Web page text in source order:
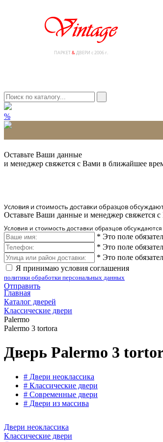
ПАРКЕТ&ДВЕРИ с 2006 г.
%
Оставьте Ваши данные
и менеджер свяжется с Вами в ближайшее
Условия и стоимость доставки образцов
Оставьте Ваши данные и менеджер свяжется
Условия и стоимость доставки образцов
* Это поле
* Это поле
* Это поле
Я принимаю условия соглашения
политики обработки персональных данных
Отправить
Главная
Каталог дверей
Классические двери
Palermo
Palermo 3 tortora
Дверь Palermo 3
# Двери неоклассика
# Классические двери
# Современные двери
# Двери из массива
Двери неоклассика
Классические двери